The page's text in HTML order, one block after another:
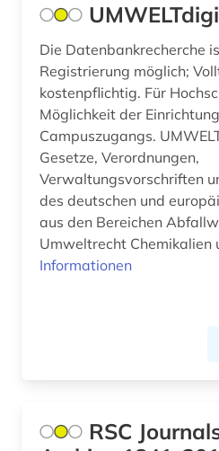
arktis (7)
armenien (3)
art (1)
artefakte (1)
artenreichtum (1)
arthur (2)
artik (1)
arzneimittelrezeptor (1)
Die Datenbankrecherche
Registrierung möglich;
kostenpflichtig. Für
Möglichkeit der
Campuszugangs.
Gesetze, Verordnungen,
Verwaltungsvorschriften
des deutschen und
aus den Bereichen Abfallwirtschaft Allgemeines
Umweltrecht Chemikalien
Informationen
RSC